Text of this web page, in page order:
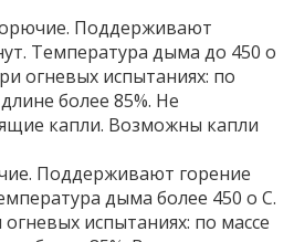
Поддерживают
Температура дыма до 450 о
огневых испытаниях: по
более 85%. Не
капли. Возможны капли
Поддерживают горение
дыма более 450 о С.
испытаниях: по массе